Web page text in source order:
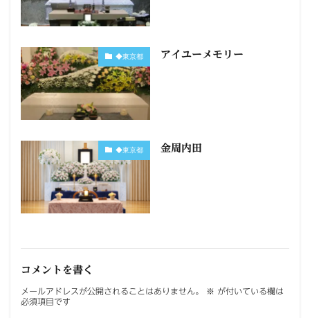
◆東京都 アイユーメモリー
◆東京都 金周内田
コメントを書く
メールアドレスが公開されることはありません。 ※ が付いている欄は
必須項目です